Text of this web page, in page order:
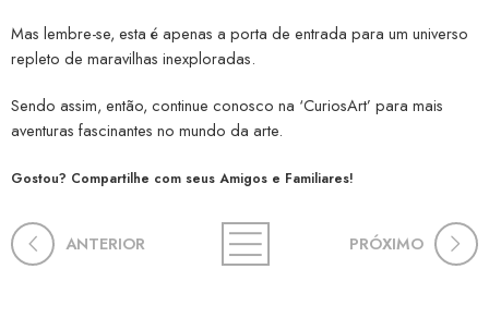
Mas lembre-se, esta é apenas a porta de entrada para um universo
repleto de maravilhas inexploradas.
Sendo assim, então, continue conosco na ‘CuriosArt’ para mais
aventuras fascinantes no mundo da arte.
Gostou? Compartilhe com seus Amigos e Familiares!
ANTERIOR PRÓXIMO